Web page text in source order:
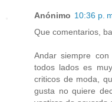
Anónimo 10:36 p.
Que comentarios,
Andar siempre
todos lados es
criticos de moda,
gusta no quiere